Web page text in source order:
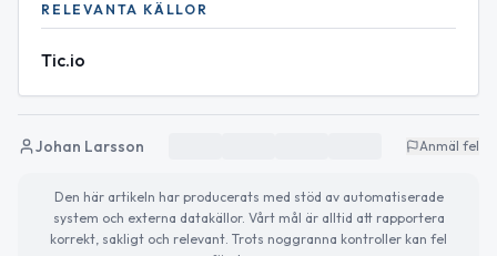
RELEVANTA KÄLLOR
Tic.io
Johan Larsson Anmäl fel
Den här artikeln har producerats med stöd av automatiserade
system och externa datakällor. Vårt mål är alltid att rapportera
korrekt, sakligt och relevant. Trots noggranna kontroller kan fel